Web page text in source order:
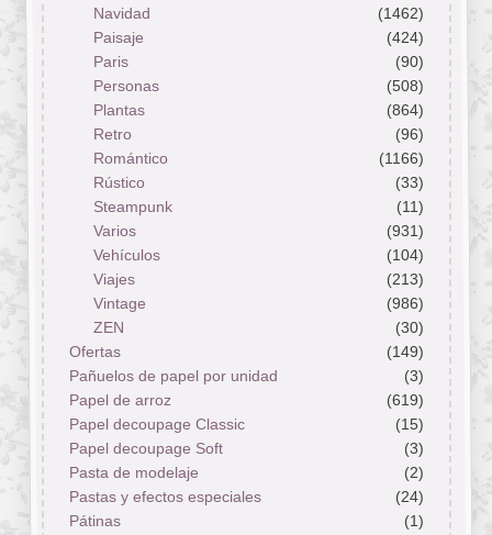
Navidad
(1462)
Paisaje
(424)
Paris
(90)
Personas
(508)
Plantas
(864)
Retro
(96)
Romántico
(1166)
Rústico
(33)
Steampunk
(11)
Varios
(931)
Vehículos
(104)
Viajes
(213)
Vintage
(986)
ZEN
(30)
Ofertas
(149)
Pañuelos de papel por unidad
(3)
Papel de arroz
(619)
Papel decoupage Classic
(15)
Papel decoupage Soft
(3)
Pasta de modelaje
(2)
Pastas y efectos especiales
(24)
Pátinas
(1)